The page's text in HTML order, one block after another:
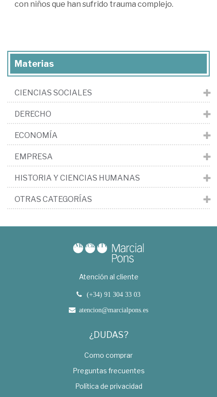
con niños que han sufrido trauma complejo.
Materias
CIENCIAS SOCIALES
DERECHO
ECONOMÍA
EMPRESA
HISTORIA Y CIENCIAS HUMANAS
OTRAS CATEGORÍAS
Atención al cliente
(+34) 91 304 33 03
atencion@marcialpons.es
¿DUDAS?
Como comprar
Preguntas frecuentes
Política de privacidad